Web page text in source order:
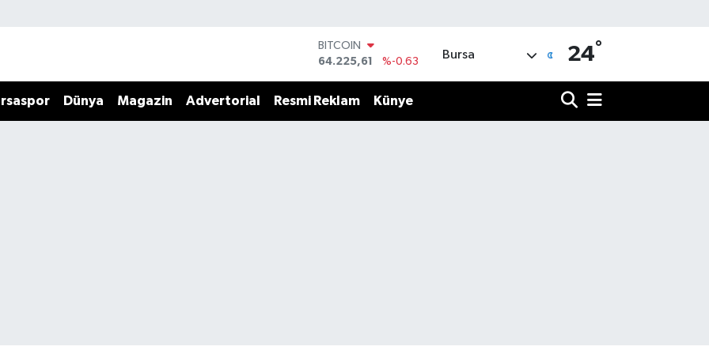
BITCOIN
64.225,61
%-0.63
47,6704
%0
Bursa 24°
Dünya Magazin Advertorial Resmi Reklam Künye